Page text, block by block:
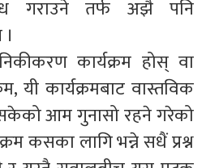
गराउने तर्फ अझै पनि
कार्यक्रम होस् वा
यी कार्यक्रमबाट वास्तविक
आम गुनासो रहने गरेको
कसका लागि भन्ने सधैं प्रश्न